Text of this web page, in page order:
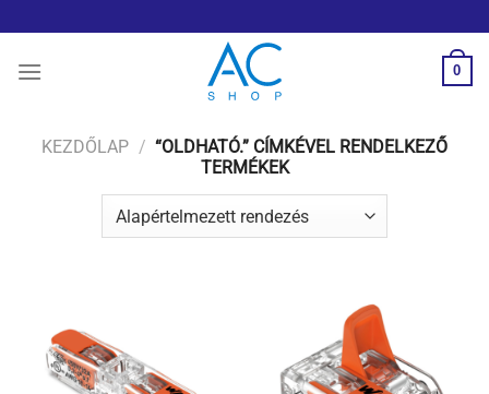
to
content
0
KEZDŐLAP / “OLDHATÓ.” CÍMKÉVEL RENDELKEZŐ
TERMÉKEK